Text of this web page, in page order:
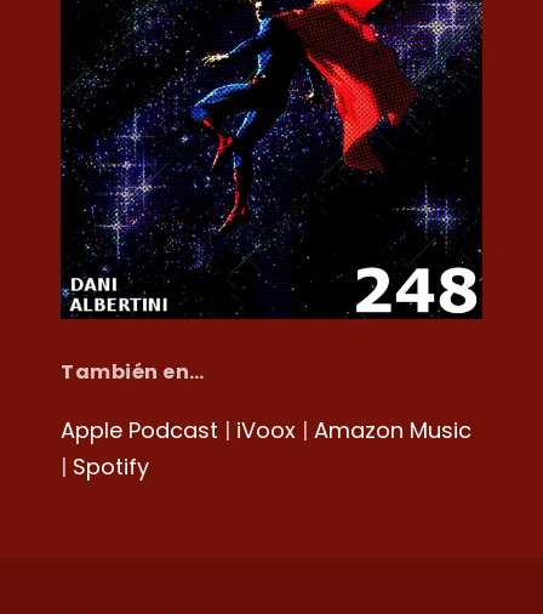
También en…
Apple Podcast | iVoox | Amazon Music
| Spotify